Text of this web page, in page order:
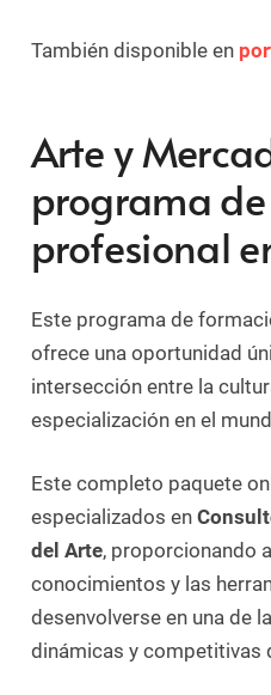
También disponible en
Arte y
programa
profesional
Este programa de
ofrece una oportunidad
intersección entre la
especialización en el
Este completo paquete
especializados en
del Arte, proporcionando
conocimientos y las
desenvolverse en una de
dinámicas y competitivas